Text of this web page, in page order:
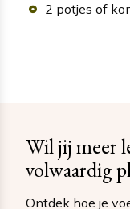
2 potjes of
Wil jij meer
volwaardig
Ontdek hoe je